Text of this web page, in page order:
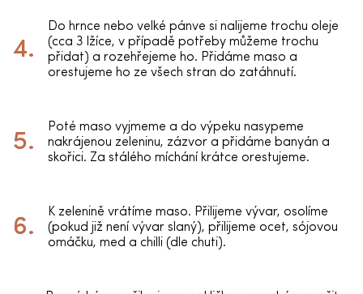
Do hrnce nebo velké pánve si nalijeme trochu oleje
(cca 3 lžíce, v případě potřeby můžeme trochu
přidat) a rozehřejeme ho. Přidáme maso a
orestujeme ho ze všech stran do zatáhnutí.
Poté maso vyjmeme a do výpeku nasypeme
nakrájenou zeleninu, zázvor a přidáme banyán a
skořici. Za stálého míchání krátce orestujeme.
K zelenině vrátíme maso. Přilijeme vývar, osolíme
(pokud již není vývar slaný), přilijeme ocet, sójovou
omáčku, med a chilli (dle chuti).